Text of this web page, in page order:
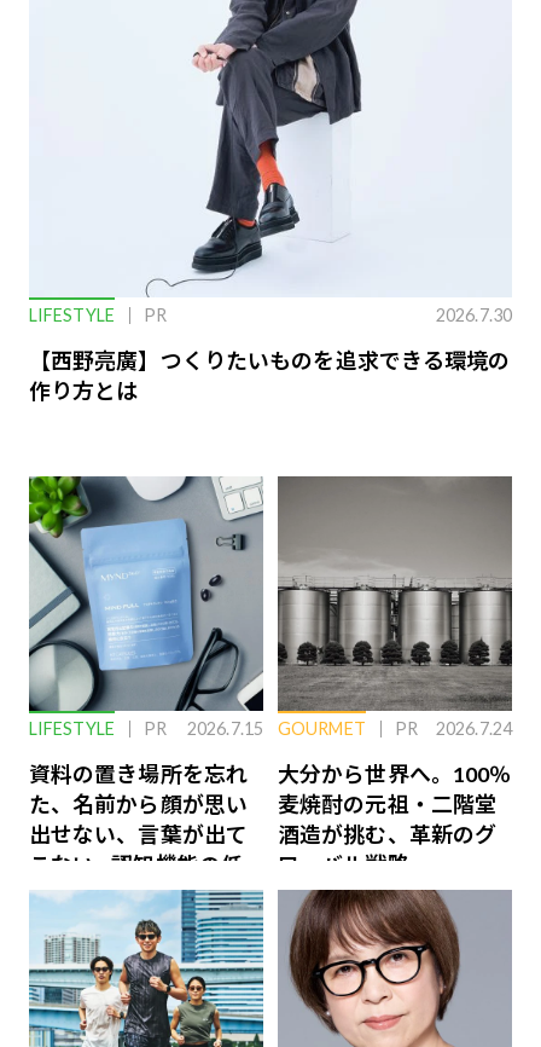
LIFESTYLE PR 2026.7.30
【西野亮廣】つくりたいものを追求できる環境の
作り方とは
LIFESTYLE PR 2026.7.15
資料の置き場所を忘れ
た、名前から顔が思い
出せない、言葉が出て
こない…認知機能の低
下を救う、脳のインナ
ーケアとは
GOURMET PR 2026.7.24
大分から世界へ。100％
麦焼酎の元祖・二階堂
酒造が挑む、革新のグ
ローバル戦略